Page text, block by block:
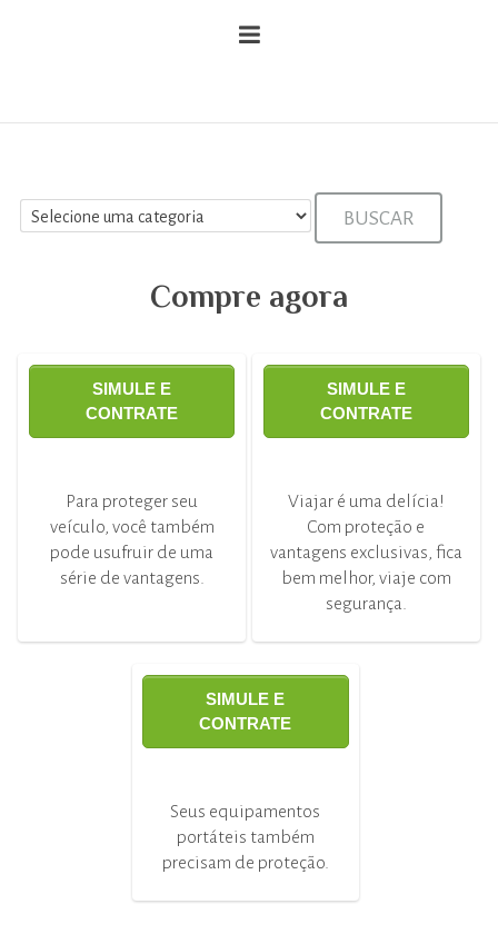
BUSCAR
Compre agora
Para proteger seu
veículo, você também
pode usufruir de uma
série de vantagens.
SIMULE E
CONTRATE
Viajar é uma delícia!
Com proteção e
vantagens exclusivas, fica
bem melhor, viaje com
segurança.
SIMULE E
CONTRATE
Seus equipamentos
portáteis também
precisam de proteção.
SIMULE E
CONTRATE